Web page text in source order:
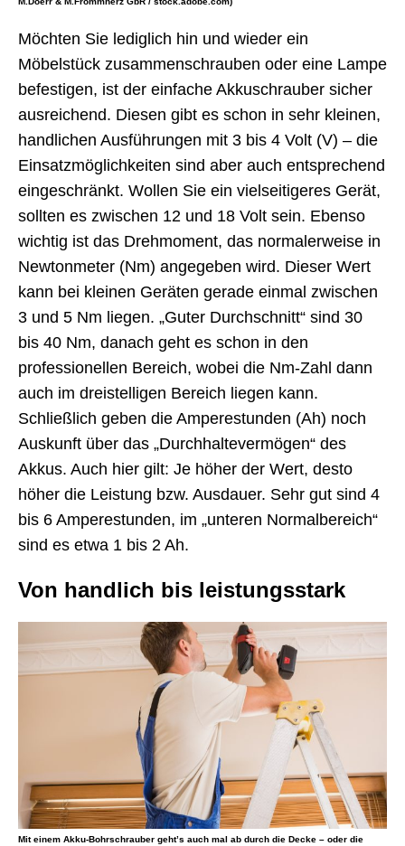
Möchten Sie lediglich hin und wieder ein
Möbelstück zusammenschrauben oder eine Lampe
befestigen, ist der einfache Akkuschrauber sicher
ausreichend. Diesen gibt es schon in sehr kleinen,
handlichen Ausführungen mit 3 bis 4 Volt (V) – die
Einsatzmöglichkeiten sind aber auch entsprechend
eingeschränkt. Wollen Sie ein vielseitigeres Gerät,
sollten es zwischen 12 und 18 Volt sein. Ebenso
wichtig ist das Drehmoment, das normalerweise in
Newtonmeter (Nm) angegeben wird. Dieser Wert
kann bei kleinen Geräten gerade einmal zwischen
3 und 5 Nm liegen. „Guter Durchschnitt“ sind 30
bis 40 Nm, danach geht es schon in den
professionellen Bereich, wobei die Nm-Zahl dann
auch im dreistelligen Bereich liegen kann.
Schließlich geben die Amperestunden (Ah) noch
Auskunft über das „Durchhaltevermögen“ des
Akkus. Auch hier gilt: Je höher der Wert, desto
höher die Leistung bzw. Ausdauer. Sehr gut sind 4
bis 6 Amperestunden, im „unteren Normalbereich“
sind es etwa 1 bis 2 Ah.
Von handlich bis leistungsstark
Mit einem Akku-Bohrschrauber geht’s auch mal ab durch die Decke – oder die